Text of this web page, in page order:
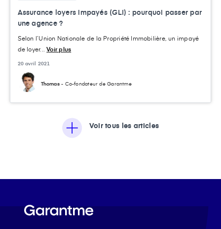
Assurance loyers impayés (GLI) : pourquoi passer par
une agence ?
Selon l’Union Nationale de la Propriété Immobilière, un impayé
de loyer...Voir plus
20 avril 2021
Thomas- Co-fondateur de Garantme
Voir tous les articles